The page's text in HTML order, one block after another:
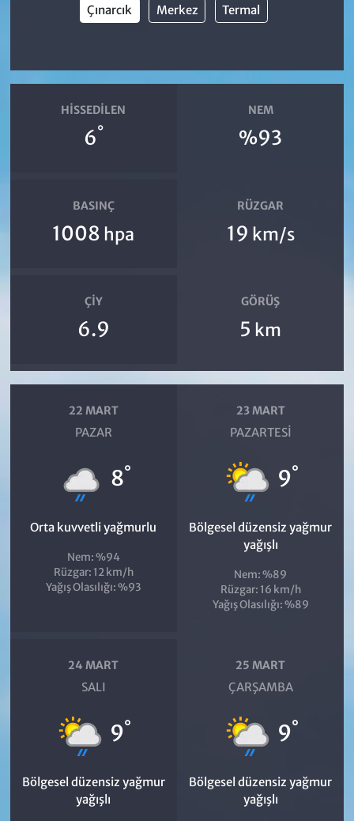
Çınarcık Merkez Termal
HISSEDILEN
6°
NEM
%93
BASINÇ
1008 hpa
RÜZGAR
19 km/s
ÇIY
6.9
GÖRÜŞ
5 km
22 MART
PAZAR
8°
Orta kuvvetli yağmurlu
Nem: %94
Rüzgar: 12 km/h
Yağış Olasılığı: %93
23 MART
PAZARTESI
9°
Bölgesel düzensiz yağmur
yağışlı
Nem: %89
Rüzgar: 16 km/h
Yağış Olasılığı: %89
24 MART
SALI
9°
Bölgesel düzensiz yağmur
yağışlı
25 MART
ÇARŞAMBA
9°
Bölgesel düzensiz yağmur
yağışlı